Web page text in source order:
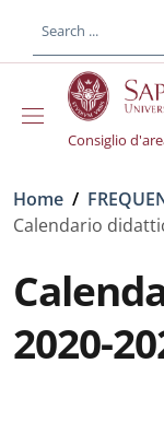
Consiglio
Breadcrumb
Home /
Calendario
2020-